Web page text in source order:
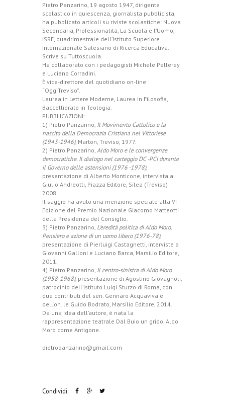
Pietro Panzarino, 19 agosto 1947, dirigente
scolastico in quiescenza, giornalista pubblicista,
ha pubblicato articoli su riviste scolastiche: Nuova
Secondaria, Professionalità, La Scuola e l’Uomo,
ISRE, quadrimestrale dell’Istituto Superiore
Internazionale Salesiano di Ricerca Educativa.
Scrive su Tuttoscuola.
Ha collaborato con i pedagogisti Michele Pellerey
e Luciano Corradini.
È vice-direttore del quotidiano on-line
“OggiTreviso”.
Laurea in Lettere Moderne, Laurea in Filosofia,
Baccellierato in Teologia.
PUBBLICAZIONI:
1) Pietro Panzarino, Il Movimento Cattolico e la
nascita della Democrazia Cristiana nel Vittoriese
(1943-1946), Marton, Treviso, 1977.
2) Pietro Panzarino, Aldo Moro e le convergenze
democratiche. Il dialogo nel carteggio DC -PCI durante
il Governo delle astensioni (1976 -1978),
presentazione di Alberto Monticone, intervista a
Giulio Andreotti, Piazza Editore, Silea (Treviso)
2008.
Il saggio ha avuto una menzione speciale alla VI
Edizione del Premio Nazionale Giacomo Matteotti
della Presidenza del Consiglio.
3) Pietro Panzarino, L’eredità politica di Aldo Moro.
Pensiero e azione di un uomo libero (1976-78),
presentazione di Pierluigi Castagnetti, interviste a
Giovanni Galloni e Luciano Barca, Marsilio Editore,
2011.
4) Pietro Panzarino, Il centro-sinistra di Aldo Moro
(1958-1968), presentazione di Agostino Giovagnoli,
patrocinio dell’Istituto Luigi Sturzo di Roma, con
due contributi del sen. Gennaro Acquaviva e
dell’on. le Guido Bodrato, Marsilio Editore, 2014.
Da una idea dell’autore, è nata la
rappresentazione teatrale Dal Buio un grido. Aldo
Moro come Antigone.
pietropanzarino@gmail.com
Condividi: